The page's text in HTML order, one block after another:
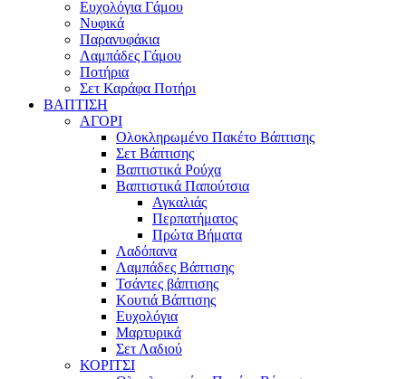
Ευχολόγια Γάμου
Νυφικά
Παρανυφάκια
Λαμπάδες Γάμου
Ποτήρια
Σετ Καράφα Ποτήρι
ΒΑΠΤΙΣΗ
ΑΓΟΡΙ
Ολοκληρωμένο Πακέτο Βάπτισης
Σετ Βάπτισης
Βαπτιστικά Ρούχα
Βαπτιστικά Παπούτσια
Αγκαλιάς
Περπατήματος
Πρώτα Βήματα
Λαδόπανα
Λαμπάδες Βάπτισης
Τσάντες βάπτισης
Κουτιά Βάπτισης
Ευχολόγια
Μαρτυρικά
Σετ Λαδιού
ΚΟΡΙΤΣΙ